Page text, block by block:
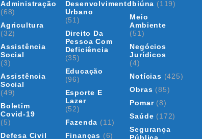
Administração
(68)
Agricultura
(32)
Assistência
Social
(3)
Assistência
Social
(49)
Boletim
Covid-19
(5)
Defesa Civil
Desenvolvimento
Urbano
(51)
Direito Da
Pessoa Com
Deficiência
(35)
Educação
(96)
Esporte E
Lazer
(52)
Fazenda (11)
Finanças (6)
Ibiúna (119)
Meio
Ambiente
(51)
Negócios
Jurídicos
(4)
Notícias (425)
Obras (85)
Pomar(8)
Saúde (172)
Segurança
Pública